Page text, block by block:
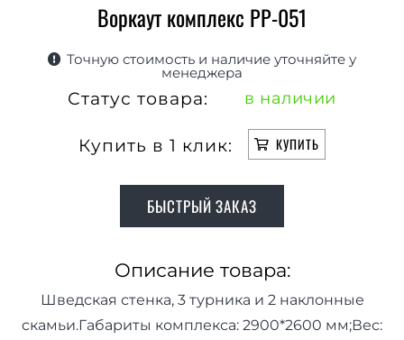
Воркаут комплекс РР-051
Точную стоимость и наличие уточняйте у
менеджера
Статус товара: в наличии
Купить в 1 клик: КУПИТЬ
БЫСТРЫЙ ЗАКАЗ
Описание товара:
Шведская стенка, 3 турника и 2 наклонные
скамьи.Габариты комплекса: 2900*2600 мм;Вес: